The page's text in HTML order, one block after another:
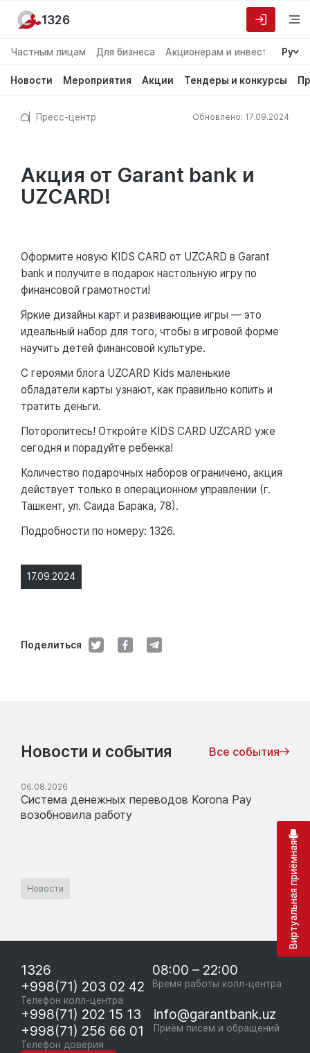
Частным лицам Для бизнеса Акционерам и инвесторам
Ру
Новости Мероприятия Акции Тендеры и конкурсы
1326
Пресс-центр Обновлено: 17.09.2024
Акция от Garant bank и
UZCARD!
17.09.2024
Поделиться
Оформите новую KIDS CARD от UZCARD в Garant
bank и получите в подарок настольную игру по
финансовой грамотности!
Яркие дизайны карт и развивающие игры — это
идеальный набор для того, чтобы в игровой форме
научить детей финансовой культуре.
С героями блога UZCARD Kids маленькие
обладатели карты узнают, как правильно копить и
тратить деньги.
Поторопитесь! Откройте KIDS CARD UZCARD уже
сегодня и порадуйте ребенка!
Количество подарочных наборов ограничено, акция
действует только в операционном управлении (г.
Ташкент, ул. Саида Барака, 78).
Подробности по номеру: 1326.
Новости и события Все события
06.08.2026
Система денежных переводов Korona Pay
возобновила работу
Новости
1326
+998(71) 203 02 42
Телефон колл-центра
08:00 – 22:00
Время работы колл-центра
+998(71) 202 15 13
+998(71) 256 66 01
Телефон доверия
info@garantbank.uz
Приём писем и обращений
Виртуальная приёмная